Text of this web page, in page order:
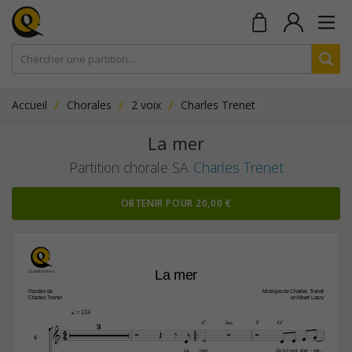
Accueil Chorales 2 voix Charles Trenet
La mer
Partition chorale SA Charles Trenet
OBTENIR POUR 20,00 €

La mer
Paroles de
Charles Trenet
Musique de Charles Trenet
et Albert Lasry

La
mer
Qu'on voit
dan
ser
-
q = 124
4
4

S
3 C A‹ F G7
          